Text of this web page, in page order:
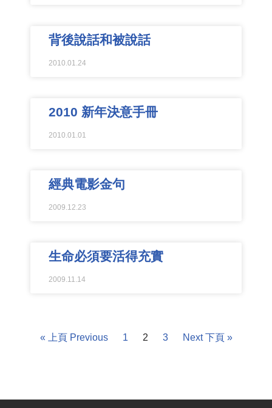
背後說話和被說話
2010.01.24
2010 新年決意手冊
2010.01.01
經典電影金句
2009.12.23
生命必須要活得充實
2009.11.14
« 上頁 Previous 1 2 3 Next 下頁 »